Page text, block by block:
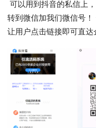
转到微信加我们微信号！
让用户点击链接即可直达